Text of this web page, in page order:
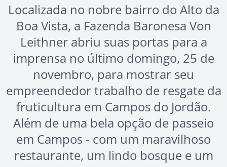
Localizada no nobre bairro do Alto da
Boa Vista, a Fazenda Baronesa Von
Leithner abriu suas portas para a
imprensa no último domingo, 25 de
novembro, para mostrar seu
empreendedor trabalho de resgate da
fruticultura em Campos do Jordão.
Além de uma bela opção de passeio
em Campos - com um maravilhoso
restaurante, um lindo bosque e um